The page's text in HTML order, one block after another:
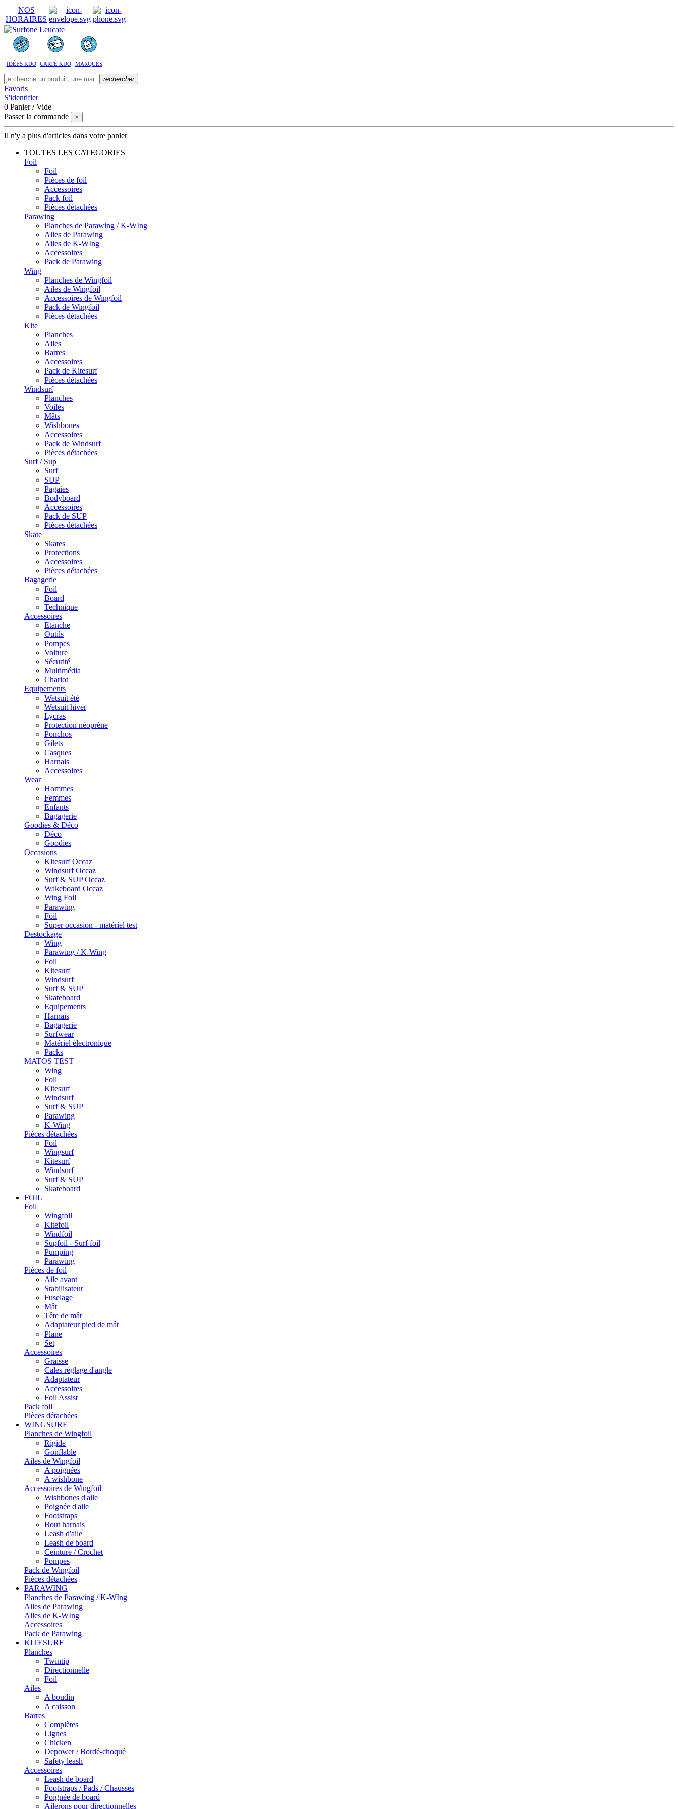
NOS
HORAIRES
IDÉES KDO CARTE KDO MARQUES
rechercher
Favoris
S'identifier
0 Panier /Vide
Passer la commande
×
Il n'y a plus d'articles dans votre panier
TOUTES LES CATEGORIES
Foil
Foil
Pièces de foil
Accessoires
Pack foil
Pièces détachées
Parawing
Planches de Parawing / K-WIng
Ailes de Parawing
Ailes de K-WIng
Accessoires
Pack de Parawing
Wing
Planches de Wingfoil
Ailes de Wingfoil
Accessoires de Wingfoil
Pack de Wingfoil
Pièces détachées
Kite
Planches
Ailes
Barres
Accessoires
Pack de Kitesurf
Pièces détachées
Windsurf
Planches
Voiles
Mâts
Wishbones
Accessoires
Pack de Windsurf
Pièces détachées
Surf / Sup
Surf
SUP
Pagaies
Bodyboard
Accessoires
Pack de SUP
Pièces détachées
Skate
Skates
Protections
Accessoires
Pièces détachées
Bagagerie
Foil
Board
Technique
Accessoires
Etanche
Outils
Pompes
Voiture
Sécurité
Multimédia
Chariot
Equipements
Wetsuit été
Wetsuit hiver
Lycras
Protection néoprène
Ponchos
Gilets
Casques
Harnais
Accessoires
Wear
Hommes
Femmes
Enfants
Bagagerie
Goodies & Déco
Déco
Goodies
Occasions
Kitesurf Occaz
Windsurf Occaz
Surf & SUP Occaz
Wakeboard Occaz
Wing Foil
Parawing
Foil
Super occasion - matériel test
Destockage
Wing
Parawing / K-Wing
Foil
Kitesurf
Windsurf
Surf & SUP
Skateboard
Equipements
Harnais
Bagagerie
Surfwear
Matériel électronique
Packs
MATOS TEST
Wing
Foil
Kitesurf
Windsurf
Surf & SUP
Parawing
K-Wing
Pièces détachées
Foil
Wingsurf
Kitesurf
Windsurf
Surf & SUP
Skateboard
FOIL
Foil
Wingfoil
Kitefoil
Windfoil
Supfoil - Surf foil
Pumping
Parawing
Pièces de foil
Aile avant
Stabilisateur
Fuselage
Mât
Tête de mât
Adaptateur pied de mât
Plane
Set
Accessoires
Graisse
Cales réglage d'angle
Adaptateur
Accessoires
Foil Assist
Pack foil
Pièces détachées
WINGSURF
Planches de Wingfoil
Rigide
Gonflable
Ailes de Wingfoil
A poignées
A wishbone
Accessoires de Wingfoil
Wishbones d'aile
Poignée d'aile
Footstraps
Bout harnais
Leash d'aile
Leash de board
Ceinture / Crochet
Pompes
Pack de Wingfoil
Pièces détachées
PARAWING
Planches de Parawing / K-WIng
Ailes de Parawing
Ailes de K-WIng
Accessoires
Pack de Parawing
KITESURF
Planches
Twintip
Directionnelle
Foil
Ailes
A boudin
A caisson
Barres
Complètes
Lignes
Chicken
Depower / Bordé-choqué
Safety leash
Accessoires
Leash de board
Footstraps / Pads / Chausses
Poignée de board
Ailerons pour directionnelles